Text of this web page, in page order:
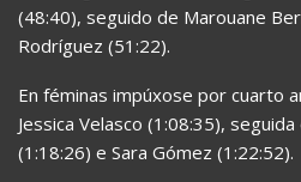
(48:40), seguido de Marouane
Rodríguez (51:22).
En féminas impúxose por cuarto
Jessica Velasco (1:08:35),
(1:18:26) e Sara Gómez (1:22:52).